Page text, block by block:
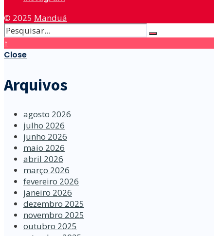
© 2025 Manduá
↑
Close
Arquivos
agosto 2026
julho 2026
junho 2026
maio 2026
abril 2026
março 2026
fevereiro 2026
janeiro 2026
dezembro 2025
novembro 2025
outubro 2025